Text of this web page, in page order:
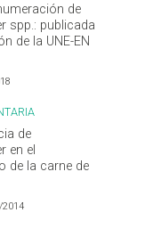
de
spp.: publicada
de la UNE-EN
de
en el
de la carne de
2014